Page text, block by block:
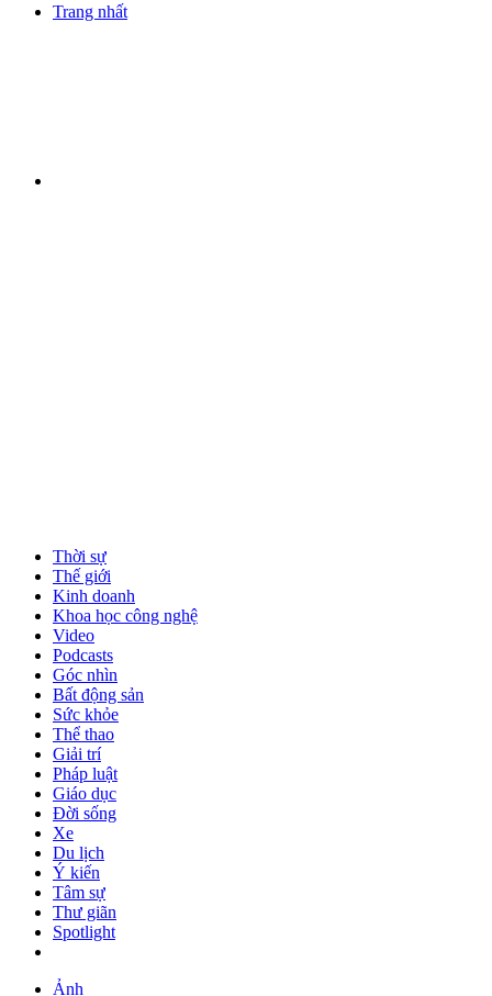
Trang nhất
Thời sự
Thế giới
Kinh doanh
Khoa học công nghệ
Video
Podcasts
Góc nhìn
Bất động sản
Sức khỏe
Thể thao
Giải trí
Pháp luật
Giáo dục
Đời sống
Xe
Du lịch
Ý kiến
Tâm sự
Thư giãn
Spotlight
Ảnh